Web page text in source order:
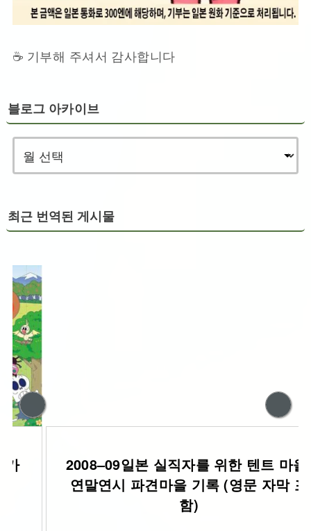
☕ 기부해 주셔서 감사합니다
블로그 아카이브
최근 번역된 게시물
2008–09일본 실직자를 위한 텐트 마을:
연말연시 파견마을 기록 (영문 자막 포